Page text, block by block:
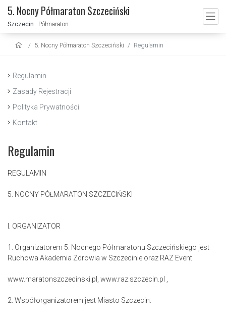
5. Nocny Półmaraton Szczeciński
Szczecin · Półmaraton
5. Nocny Półmaraton Szczeciński Regulamin
Regulamin
Zasady Rejestracji
Polityka Prywatności
Kontakt
Regulamin
REGULAMIN
5. NOCNY PÓŁMARATON SZCZECIŃSKI
I. ORGANIZATOR
1. Organizatorem 5. Nocnego Półmaratonu Szczecińskiego jest
Ruchowa Akademia Zdrowia w Szczecinie oraz RAZ Event
www.maratonszczecinski.pl, www.raz.szczecin.pl ,
2. Współorganizatorem jest Miasto Szczecin.